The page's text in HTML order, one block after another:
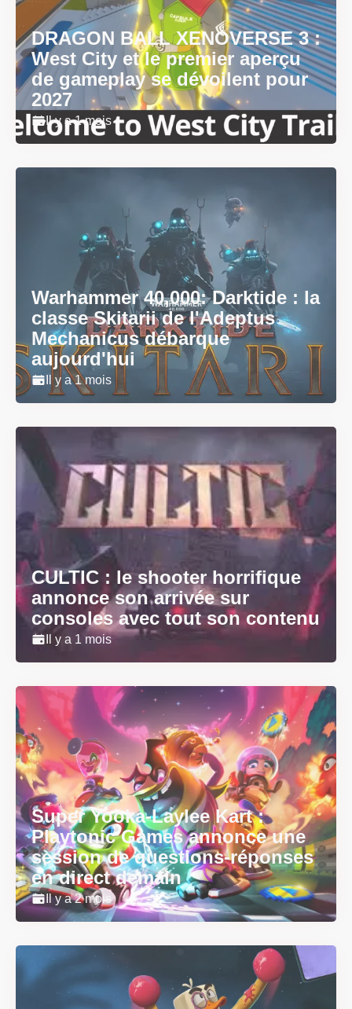
DRAGON BALL XENOVERSE 3 :
West City et le premier aperçu
de gameplay se dévoilent pour
2027
Il y a 1 mois
Warhammer 40,000: Darktide : la
classe Skitarii de l'Adeptus
Mechanicus débarque
aujourd'hui
Il y a 1 mois
CULTIC : le shooter horrifique
annonce son arrivée sur
consoles avec tout son contenu
Il y a 1 mois
Super Yooka-Laylee Kart :
Playtonic Games annonce une
session de questions-réponses
en direct demain
Il y a 2 mois